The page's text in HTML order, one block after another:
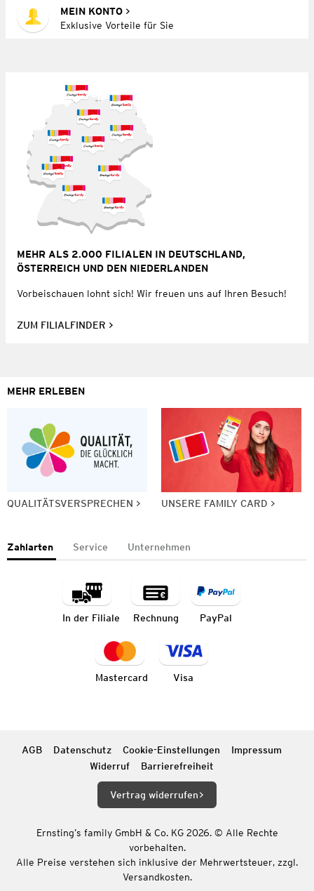
MEIN KONTO
Exklusive Vorteile für Sie
MEHR ALS 2.000 FILIALEN IN DEUTSCHLAND,
ÖSTERREICH UND DEN NIEDERLANDEN
Vorbeischauen lohnt sich! Wir freuen uns auf Ihren Besuch!
ZUM FILIALFINDER
MEHR ERLEBEN
QUALITÄTSVERSPRECHEN UNSERE FAMILY CARD
Zahlarten Service Unternehmen
In der Filiale Rechnung PayPal
Mastercard Visa
AGB Datenschutz Cookie-Einstellungen
Impressum
Widerruf
Barrierefreiheit
Vertrag widerrufen
Ernsting’s family GmbH & Co. KG 2026. © Alle Rechte
vorbehalten.
Alle Preise verstehen sich inklusive der Mehrwertsteuer, zzgl.
Versandkosten.